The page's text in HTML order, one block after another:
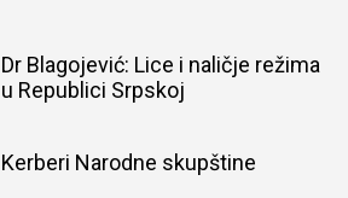
Dr Blagojević: Lice i naličje režima
u Republici Srpskoj
Kerberi Narodne skupštine